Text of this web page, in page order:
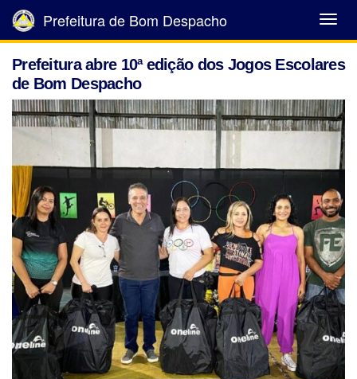
Abrir
Menu
Prefeitura de Bom Despacho
Prefeitura abre 10ª edição dos Jogos Escolares
de Bom Despacho